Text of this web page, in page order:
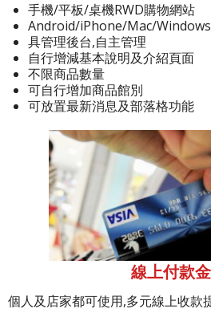
手機/平板/桌機RWD購物網站
Android/iPhone/Mac/
具管理後台,自主管理
自行增減基本說明及介紹頁面
不限商品數量
可自行增加商品館別
可放置最新消息及部落格功能
線上付款
個人及店家都可使用,多元線上收款